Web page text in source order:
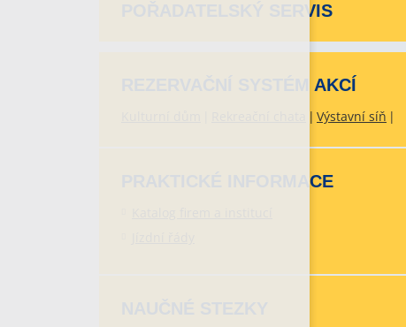
POŘADATELSKÝ SERVIS
REZERVAČNÍ SYSTÉM AKCÍ
Výstavní síň
PRAKTICKÉ INFORMACE